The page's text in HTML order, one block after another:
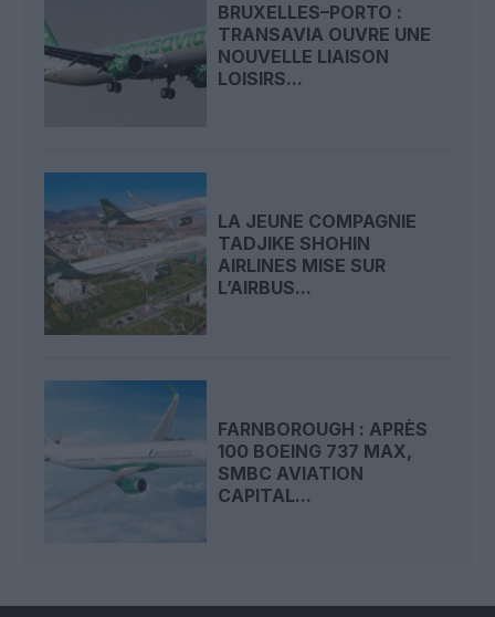
BRUXELLES–PORTO :
TRANSAVIA OUVRE UNE
NOUVELLE LIAISON
LOISIRS...
LA JEUNE COMPAGNIE
TADJIKE SHOHIN
AIRLINES MISE SUR
L’AIRBUS...
FARNBOROUGH : APRÈS
100 BOEING 737 MAX,
SMBC AVIATION
CAPITAL...